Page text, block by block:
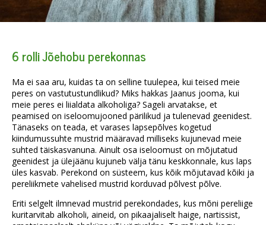
6 rolli Jõehobu perekonnas
Ma ei saa aru, kuidas ta on selline tuulepea, kui teised meie
peres on vastutustundlikud? Miks hakkas Jaanus jooma, kui
meie peres ei liialdata alkoholiga? Sageli arvatakse, et
peamised on iseloomujooned pärilikud ja tulenevad geenidest.
Tänaseks on teada, et varases lapsepõlves kogetud
kiindumussuhte mustrid määravad milliseks kujunevad meie
suhted täiskasvanuna. Ainult osa iseloomust on mõjutatud
geenidest ja ülejäänu kujuneb välja tänu keskkonnale, kus laps
üles kasvab. Perekond on süsteem, kus kõik mõjutavad kõiki ja
pereliikmete vahelised mustrid korduvad põlvest põlve.
Eriti selgelt ilmnevad mustrid perekondades, kus mõni pereliige
kuritarvitab alkoholi, aineid, on pikaajaliselt haige, nartissist,